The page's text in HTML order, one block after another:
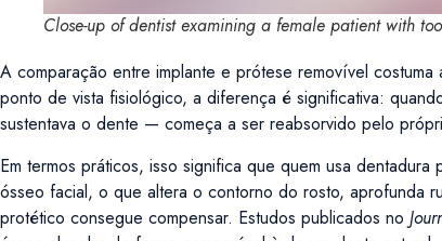
Close-up of dentist examining a female patient with
A comparação entre implante e prótese removível
ponto de vista fisiológico, a diferença é significativa:
sustentava o dente — começa a ser reabsorvido pelo
Em termos práticos, isso significa que quem usa
ósseo facial, o que altera o contorno do rosto, aprofunda
protético consegue compensar. Estudos publicados no